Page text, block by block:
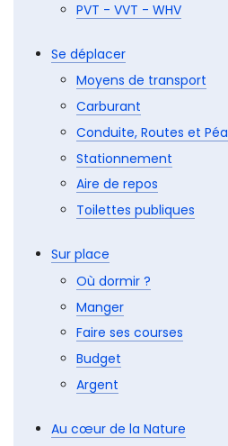
Langue
Y aller
Comment y aller ?
Douane et Visa
PVT - VVT - WHV
Se déplacer
Moyens de transport
Conduite, Routes et
Stationnement
Aire de repos
Toilettes publiques
Sur place
Manger